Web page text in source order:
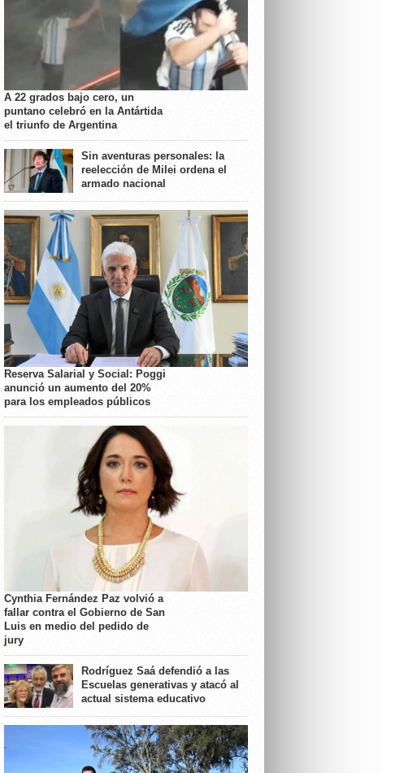
A 22 grados bajo cero, un
puntano celebró en la Antártida
el triunfo de Argentina
Sin aventuras personales: la
reelección de Milei ordena el
armado nacional
Reserva Salarial y Social: Poggi
anunció un aumento del 20%
para los empleados públicos
Cynthia Fernández Paz volvió a
fallar contra el Gobierno de San
Luis en medio del pedido de
jury
Rodríguez Saá defendió a las
Escuelas generativas y atacó al
actual sistema educativo